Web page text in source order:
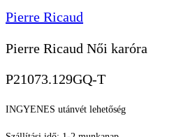
Pierre Ricaud
Pierre Ricaud Női karóra
P21073.129GQ-T
INGYENES utánvét lehetőség